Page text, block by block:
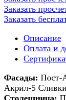
Заказать
Заказать
Описание
Оплата и
Фасады: Пост-
Акрил-5
Столешница: